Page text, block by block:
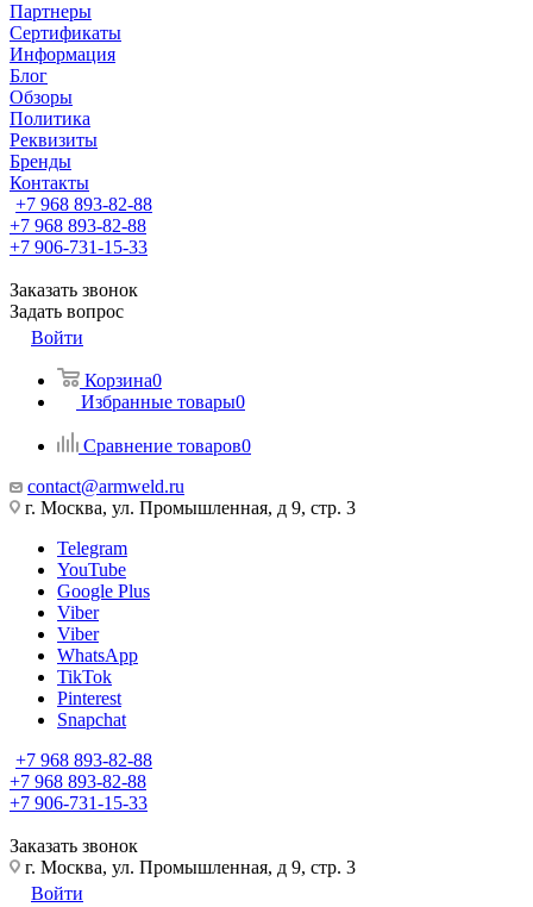
Партнеры
Сертификаты
Информация
Блог
Обзоры
Политика
Реквизиты
Бренды
Контакты
+7 968 893-82-88
+7 968 893-82-88
+7 906-731-15-33
Заказать звонок
Задать вопрос
Войти
Корзина0
Избранные товары0
Сравнение товаров0
contact@armweld.ru
г. Москва, ул. Промышленная, д 9, стр. 3
Telegram
YouTube
Google Plus
Viber
Viber
WhatsApp
TikTok
Pinterest
Snapchat
+7 968 893-82-88
+7 968 893-82-88
+7 906-731-15-33
Заказать звонок
г. Москва, ул. Промышленная, д 9, стр. 3
Войти